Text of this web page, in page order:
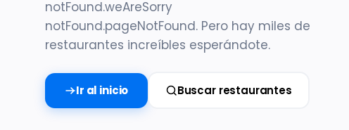
notFound.weAreSorry
notFound.pageNotFound. Pero hay miles de
restaurantes increíbles esperándote.
Ir al inicio Buscar restaurantes